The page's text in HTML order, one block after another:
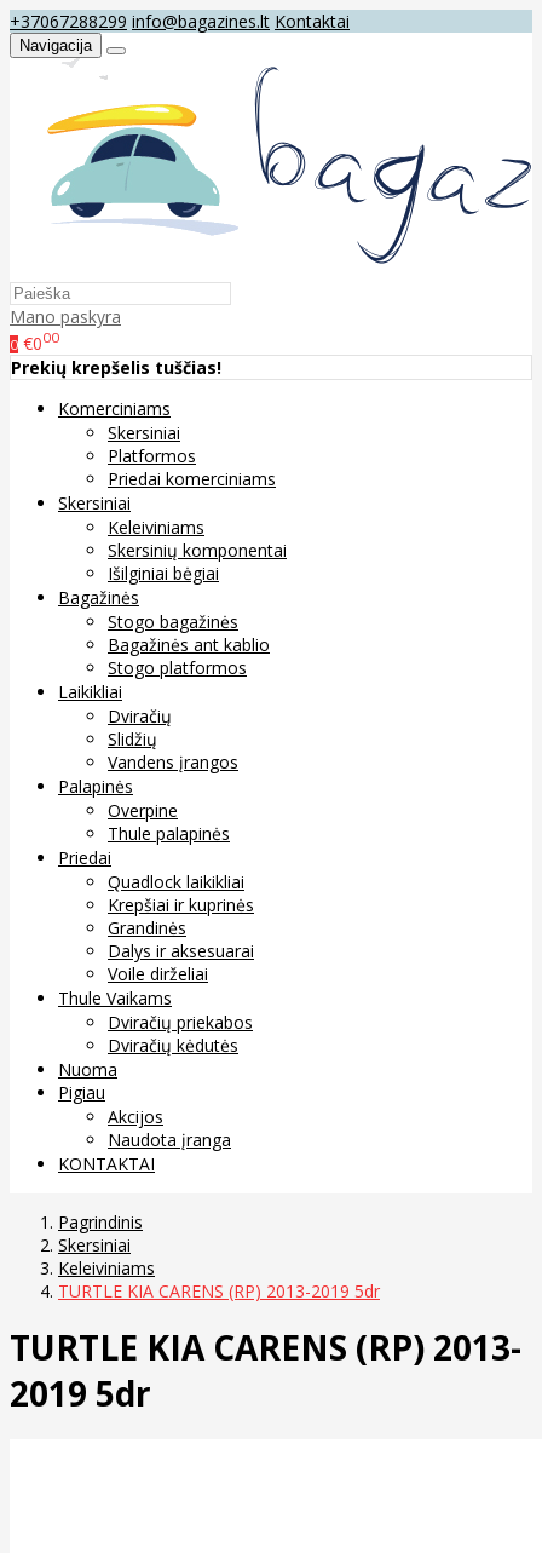
+37067288299 info@bagazines.lt Kontaktai
Navigacija
Mano paskyra
0 €000
Prekių krepšelis tuščias!
Komerciniams
Skersiniai
Platformos
Priedai komerciniams
Skersiniai
Keleiviniams
Skersinių komponentai
Išilginiai bėgiai
Bagažinės
Stogo bagažinės
Bagažinės ant kablio
Stogo platformos
Laikikliai
Dviračių
Slidžių
Vandens įrangos
Palapinės
Overpine
Thule palapinės
Priedai
Quadlock laikikliai
Krepšiai ir kuprinės
Grandinės
Dalys ir aksesuarai
Voile dirželiai
Thule Vaikams
Dviračių priekabos
Dviračių kėdutės
Nuoma
Pigiau
Akcijos
Naudota įranga
KONTAKTAI
Pagrindinis
Skersiniai
Keleiviniams
TURTLE KIA CARENS (RP) 2013-2019 5dr
TURTLE KIA CARENS (RP) 2013-
2019 5dr